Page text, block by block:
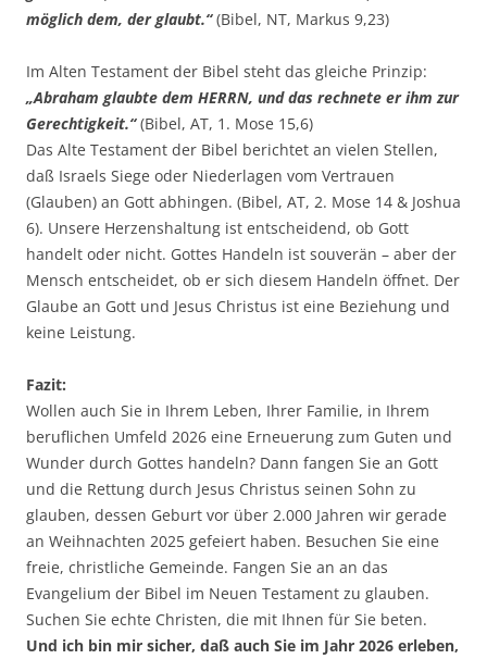
möglich dem, der glaubt.“(Bibel, NT, Markus 9,23)
Im Alten Testament der Bibel steht das gleiche Prinzip:
„Abraham glaubte dem HERRN, und das rechnete er ihm zur
Gerechtigkeit.“(Bibel, AT, 1. Mose 15,6)
Das Alte Testament der Bibel berichtet an vielen Stellen,
daß Israels Siege oder Niederlagen vom Vertrauen
(Glauben) an Gott abhingen. (Bibel, AT, 2. Mose 14 & Joshua
6). Unsere Herzenshaltung ist entscheidend, ob Gott
handelt oder nicht. Gottes Handeln ist souverän – aber der
Mensch entscheidet, ob er sich diesem Handeln öffnet. Der
Glaube an Gott und Jesus Christus ist eine Beziehung und
keine Leistung.
Fazit:
Wollen auch Sie in Ihrem Leben, Ihrer Familie, in Ihrem
beruflichen Umfeld 2026 eine Erneuerung zum Guten und
Wunder durch Gottes handeln? Dann fangen Sie an Gott
und die Rettung durch Jesus Christus seinen Sohn zu
glauben, dessen Geburt vor über 2.000 Jahren wir gerade
an Weihnachten 2025 gefeiert haben. Besuchen Sie eine
freie, christliche Gemeinde. Fangen Sie an an das
Evangelium der Bibel im Neuen Testament zu glauben.
Suchen Sie echte Christen, die mit Ihnen für Sie beten.
Und ich bin mir sicher, daß auch Sie im Jahr 2026 erleben,